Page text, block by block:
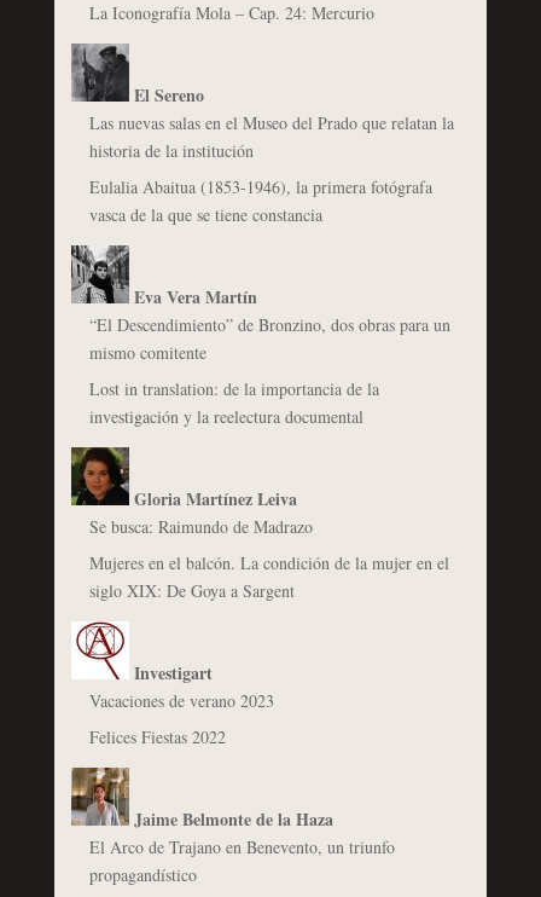
La Iconografía Mola – Cap. 24: Mercurio
El Sereno
Las nuevas salas en el Museo del Prado que relatan la
historia de la institución
Eulalia Abaitua (1853-1946), la primera fotógrafa
vasca de la que se tiene constancia
Eva Vera Martín
“El Descendimiento” de Bronzino, dos obras para un
mismo comitente
Lost in translation: de la importancia de la
investigación y la reelectura documental
Gloria Martínez Leiva
Se busca: Raimundo de Madrazo
Mujeres en el balcón. La condición de la mujer en el
siglo XIX: De Goya a Sargent
Investigart
Vacaciones de verano 2023
Felices Fiestas 2022
Jaime Belmonte de la Haza
El Arco de Trajano en Benevento, un triunfo
propagandístico